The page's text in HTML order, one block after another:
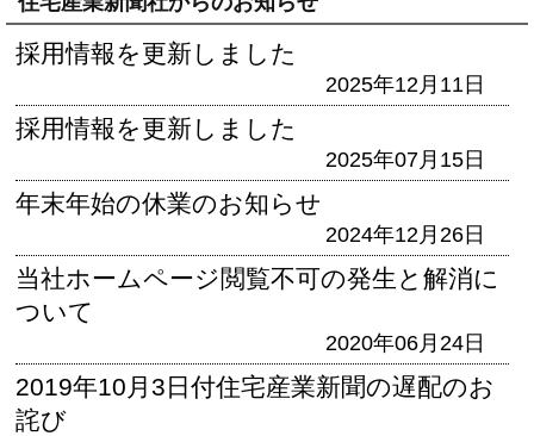
採用情報を更新しました
2025年12月11日
採用情報を更新しました
2025年07月15日
年末年始の休業のお知らせ
2024年12月26日
当社ホームページ閲覧不可の発生と解消に
ついて
2020年06月24日
2019年10月3日付住宅産業新聞の遅配のお
詫び